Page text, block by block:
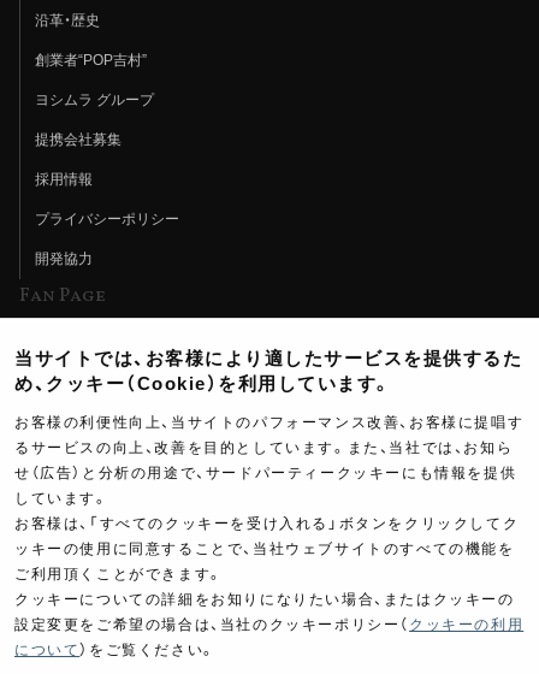
沿革・歴史
創業者“POP吉村”
ヨシムラ グループ
提携会社募集
採用情報
プライバシーポリシー
開発協力
Fan Page
ヨシムラTV
イベント情報
イベントスケジュール
ツーリングブレイクタイム
製品ポスター
当サイトでは、お客様により適したサービスを提供するた
め、クッキー（Cookie）を利用しています。
お客様の利便性向上、当サイトのパフォーマンス改善、お客様に提唱す
るサービスの向上、改善を目的としています。また、当社では、お知ら
せ（広告）と分析の用途で、サードパーティークッキーにも情報を提供
しています。
お客様は、「すべてのクッキーを受け入れる」ボタンをクリックしてク
ッキーの使用に同意することで、当社ウェブサイトのすべての機能を
ご利用頂くことができます。
クッキーについての詳細をお知りになりたい場合、またはクッキーの
設定変更をご希望の場合は、当社のクッキーポリシー（ クッキーの利用
について ）をご覧ください。